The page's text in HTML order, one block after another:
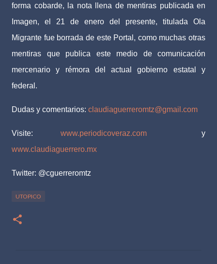
forma cobarde, la nota llena de mentiras publicada en
Imagen, el 21 de enero del presente, titulada Ola
Migrante fue borrada de este Portal, como muchas otras
mentiras que publica este medio de comunicación
mercenario y rémora del actual gobierno estatal y
federal.
Dudas y comentarios: claudiaguerreromtz@gmail.com
Visite: www.periodicoveraz.com
y
www.claudiaguerrero.mx
Twitter: @cguerreromtz
UTOPICO